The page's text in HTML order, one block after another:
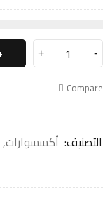
Compare
التصنيف: أكسسوارات,